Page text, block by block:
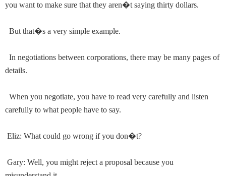
you want to make sure that they aren�t saying thirty dollars.
But that�s a very simple example.
In negotiations between corporations, there may be many pages of
details.
When you negotiate, you have to read very carefully and listen
carefully to what people have to say.
Eliz: What could go wrong if you don�t?
Gary: Well, you might reject a proposal because you